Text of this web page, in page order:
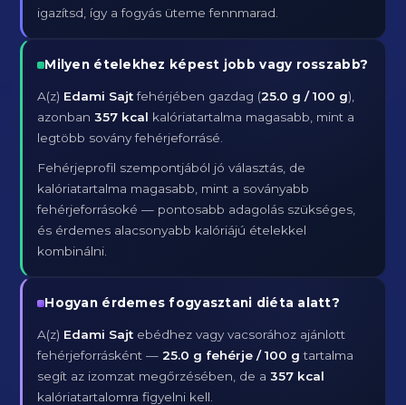
igazítsd, így a fogyás üteme fennmarad.
Milyen ételekhez képest jobb vagy rosszabb?
A(z) Edami Sajtfehérjében gazdag (25.0 g / 100 g),
azonban357 kcal kalóriatartalma magasabb, mint a
legtöbb sovány fehérjeforrásé.
Fehérjeprofil szempontjából jó választás, de
kalóriatartalma magasabb, mint a soványabb
fehérjeforrásoké — pontosabb adagolás szükséges,
és érdemes alacsonyabb kalóriájú ételekkel
kombinálni.
Hogyan érdemes fogyasztani diéta alatt?
A(z) Edami Sajt ebédhez vagy vacsorához ajánlott
fehérjeforrásként —25.0 g fehérje / 100 g tartalma
segít az izomzat megőrzésében, de a357 kcal
kalóriatartalomra figyelni kell.